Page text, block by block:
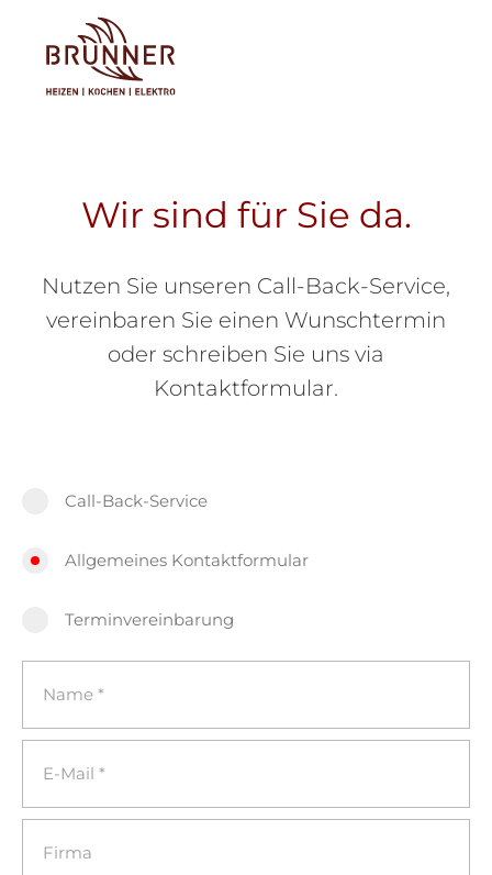
Wir sind für Sie da.
Nutzen Sie unseren Call-Back-Service,
vereinbaren Sie einen Wunschtermin
oder schreiben Sie uns via
Kontaktformular.
Call-Back-Service
Allgemeines Kontaktformular
Terminvereinbarung